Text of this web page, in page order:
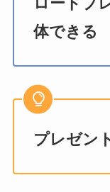
体できる
プレゼン